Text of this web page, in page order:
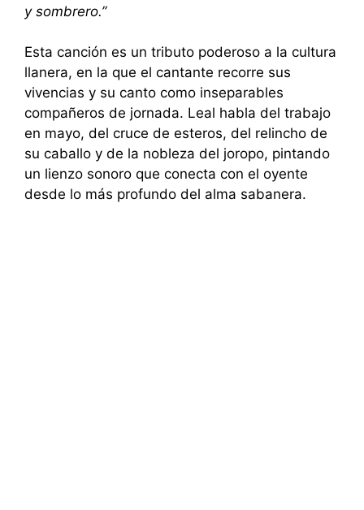
y sombrero.”
Esta canción es un tributo poderoso a la cultura
llanera, en la que el cantante recorre sus
vivencias y su canto como inseparables
compañeros de jornada. Leal habla del trabajo
en mayo, del cruce de esteros, del relincho de
su caballo y de la nobleza del joropo, pintando
un lienzo sonoro que conecta con el oyente
desde lo más profundo del alma sabanera.